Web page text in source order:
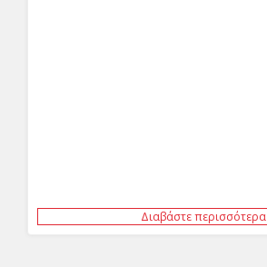
Διαβάστε περισσότερα